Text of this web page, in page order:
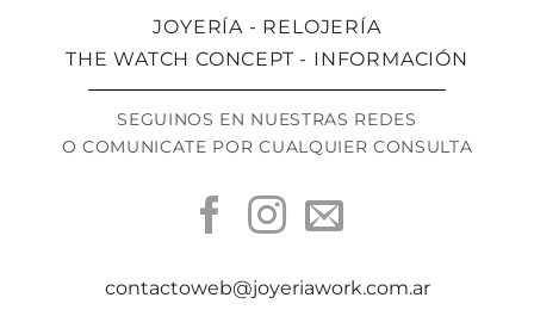
JOYERÍA - RELOJERÍA
THE WATCH CONCEPT - INFORMACIÓN
SEGUINOS EN NUESTRAS REDES
O COMUNICATE POR CUALQUIER CONSULTA
contactoweb@joyeriawork.com.ar